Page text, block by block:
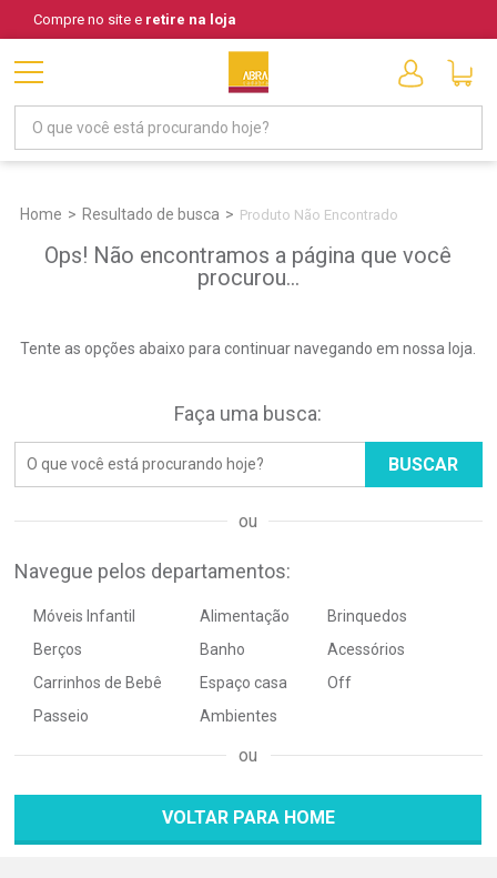
Compre no site e retire na loja
Home Resultado de busca Produto Não Encontrado
Ops! Não encontramos a página que você
procurou...
Tente as opções abaixo para continuar navegando em nossa loja.
Faça uma busca:
BUSCAR
Navegue pelos departamentos:
Móveis Infantil
Berços
Carrinhos de Bebê
Passeio
Alimentação
Banho
Espaço casa
Ambientes
Brinquedos
Acessórios
Off
VOLTAR PARA HOME